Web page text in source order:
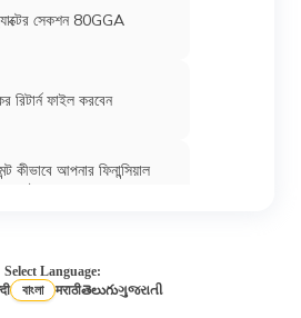
সেকশন 80GGA
রিটার্ন ফাইল করবেন
কীভাবে আপনার ফিনান্সিয়াল
ট্র্যাক করে
Select Language:
বাংলা मराठीతెలుగుગુજરાતી